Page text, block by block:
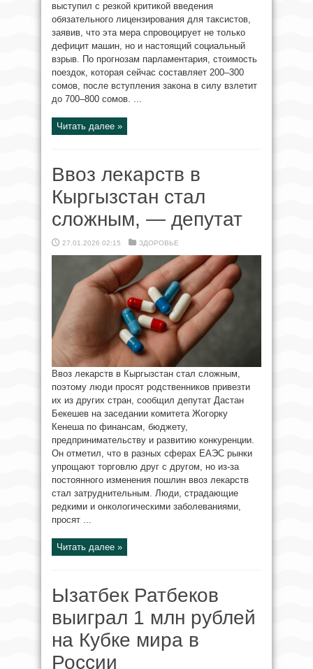
выступил с резкой критикой введения
обязательного лицензирования для таксистов,
заявив, что эта мера спровоцирует не только
дефицит машин, но и настоящий социальный
взрыв. По прогнозам парламентария, стоимость
поездок, которая сейчас составляет 200–300
сомов, после вступления закона в силу взлетит
до 700–800 сомов. ...
Читать далее »
Ввоз лекарств в
Кыргызстан стал
сложным, — депутат
27.01.2026 02:15 ЗДОРОВЬЕ
Ввоз лекарств в Кыргызстан стал сложным,
поэтому люди просят родственников привезти
их из других стран, сообщил депутат Дастан
Бекешев на заседании комитета Жогорку
Кенеша по финансам, бюджету,
предпринимательству и развитию конкуренции.
Он отметил, что в разных сферах ЕАЭС рынки
упрощают торговлю друг с другом, но из-за
постоянного изменения пошлин ввоз лекарств
стал затруднительным. Люди, страдающие
редкими и онкологическими заболеваниями,
просят ...
Читать далее »
Ызатбек Ратбеков
выиграл 1 млн рублей
на Кубке мира в
России